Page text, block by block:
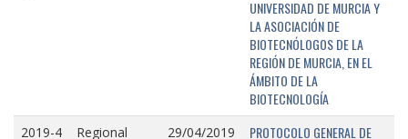
UNIVERSIDAD DE MURCIA Y
LA ASOCIACIÓN DE
BIOTECNÓLOGOS DE LA
REGIÓN DE MURCIA, EN EL
ÁMBITO DE LA
BIOTECNOLOGÍA
2019-4 Regional 29/04/2019
PROTOCOLO GENERAL DE